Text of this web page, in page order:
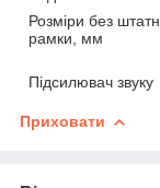
Розміри без
рамки, мм
Підсилювач звуку
Приховати